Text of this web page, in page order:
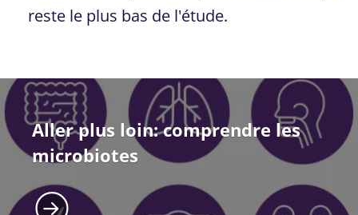
reste le plus bas de l'étude.
Aller plus loin: comprendre les
microbiotes